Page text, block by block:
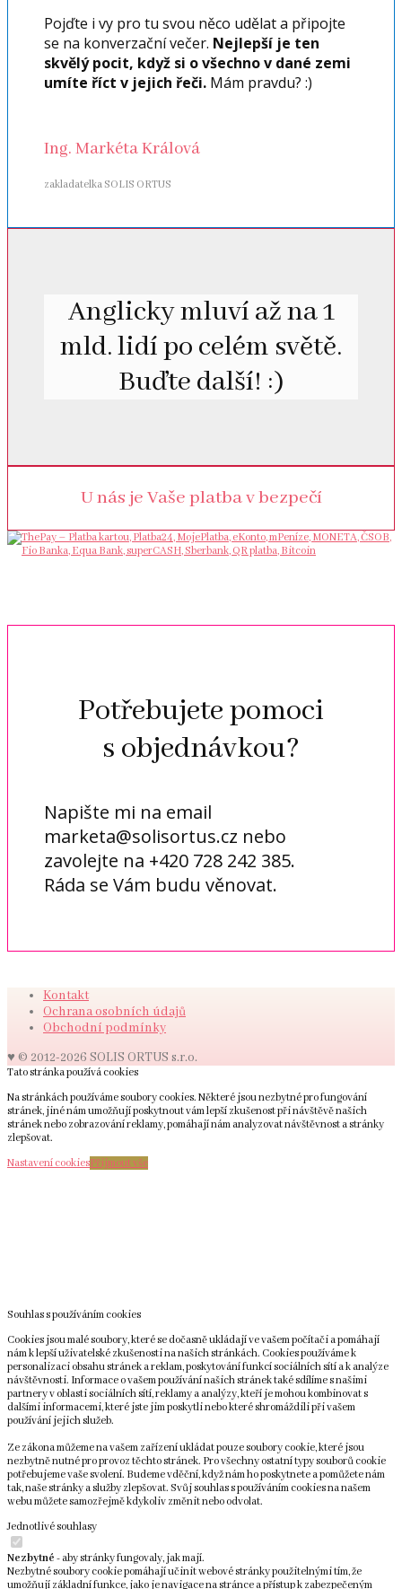
Pojďte i vy pro tu svou něco udělat a připojte
se na konverzační večer. Nejlepší je ten
skvělý pocit, když si o všechno v dané zemi
umíte říct v jejich řeči. Mám pravdu? :)
Ing. Markéta Králová
zakladatelka SOLIS ORTUS
Anglicky mluví až na 1
mld. lidí po celém světě.
Buďte další! :)
U nás je Vaše platba v bezpečí
Potřebujete pomoci
s objednávkou?
Napište mi na email
marketa@solisortus.cz nebo
zavolejte na +420 728 242 385.
Ráda se Vám budu věnovat.
Kontakt
Ochrana osobních údajů
Obchodní podmínky
♥ © 2012-2026 SOLIS ORTUS s.r.o.
Tato stránka používá cookies
Na stránkách používáme soubory cookies. Některé jsou nezbytné pro fungování
stránek, jiné nám umožňují poskytnout vám lepší zkušenost při návštěvě našich
stránek nebo zobrazování reklamy, pomáhají nám analyzovat návštěvnost a stránky
zlepšovat.
Nastavení cookiesPřijmout vše
Souhlas s používáním cookies
Cookies jsou malé soubory, které se dočasně ukládají ve vašem počítači a pomáhají
nám k lepší uživatelské zkušenosti na našich stránkách. Cookies používáme k
personalizaci obsahu stránek a reklam, poskytování funkcí sociálních sítí a k analýze
návštěvnosti. Informace o vašem používání našich stránek také sdílíme s našimi
partnery v oblasti sociálních sítí, reklamy a analýzy, kteří je mohou kombinovat s
dalšími informacemi, které jste jim poskytli nebo které shromáždili při vašem
používání jejich služeb.
Ze zákona můžeme na vašem zařízení ukládat pouze soubory cookie, které jsou
nezbytně nutné pro provoz těchto stránek. Pro všechny ostatní typy souborů cookie
potřebujeme vaše svolení. Budeme vděční, když nám ho poskytnete a pomůžete nám
tak, naše stránky a služby zlepšovat. Svůj souhlas s používáním cookies na našem
webu můžete samozřejmě kdykoliv změnit nebo odvolat.
Jednotlivé souhlasy
Nezbytné - aby stránky fungovaly, jak mají.
Nezbytné soubory cookie pomáhají učinit webové stránky použitelnými tím, že
umožňují základní funkce, jako je navigace na stránce a přístup k zabezpečeným